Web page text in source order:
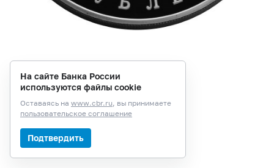
На сайте Банка России
используются файлы cookie
Оставаясь на www.cbr.ru, вы принимаете
пользовательское соглашение
Подтвердить